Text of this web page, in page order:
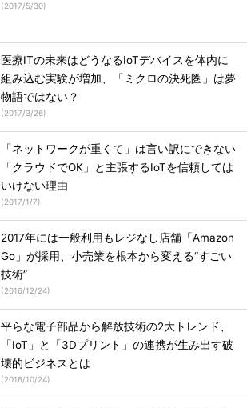
(2017/5/30)
医療ITの未来はどうなるIoTデバイスを体内に
組み込む実験が増加、「ミクロの決死圏」は夢
物語ではない？
(2017/3/26)
「ネットワークが重くて」は言い訳にできない
「クラウドでOK」と主張するIoTを信頼しては
いけない理由
(2017/1/7)
2017年には一般利用もレジなし店舗「Amazon
Go」が採用、小売業を根本から変える“すごい
技術”
(2016/12/24)
平らな電子部品から解放技術の2大トレンド、
「IoT」と「3Dプリント」の連携が生み出す破
壊的ビジネスとは
(2016/10/24)